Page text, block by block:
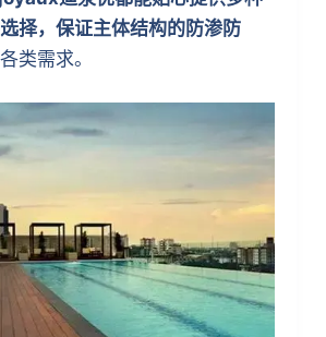
择，保证主体结构的防渗防
类需求。